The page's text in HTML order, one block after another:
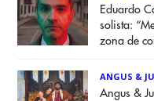
Eduardo
solista:
zona de
ANGUS &
Angus &